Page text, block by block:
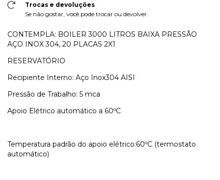
Trocas e devoluções
Se não gostar, você pode trocar ou devolver.
CONTEMPLA: BOILER 3000 LITROS BAIXA PRESSÃO
AÇO INOX 304, 20 PLACAS 2X1
RESERVATÓRIO
Recipiente Interno: Aço Inox304 AISI
Pressão de Trabalho: 5 mca
Apoio Elétrico automático a 60ºC
Temperatura padrão do apoio elétrico:60ºC (termostato
automático)